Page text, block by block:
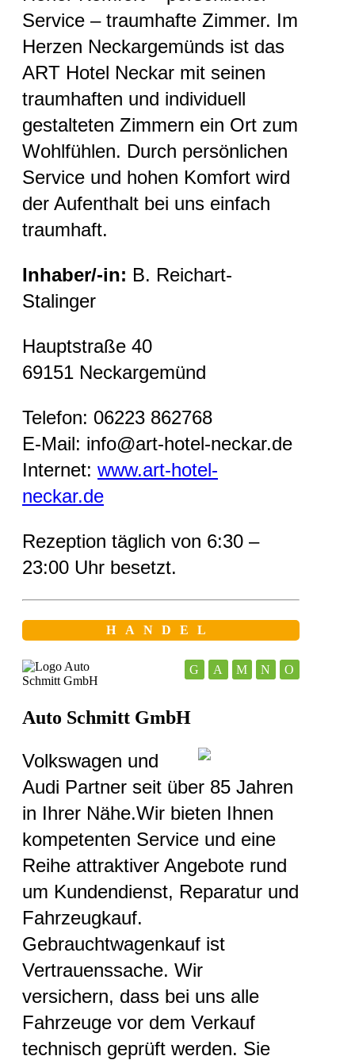
Service – traumhafte Zimmer. Im
Herzen Neckargemünds ist das
ART Hotel Neckar mit seinen
traumhaften und individuell
gestalteten Zimmern ein Ort zum
Wohlfühlen. Durch persönlichen
Service und hohen Komfort wird
der Aufenthalt bei uns einfach
traumhaft.
Inhaber/-in: B. Reichart-
Stalinger
Hauptstraße 40
69151 Neckargemünd
Telefon: 06223 862768
E-Mail: info@art-hotel-neckar.de
Internet: www.art-hotel-
neckar.de
Rezeption täglich von 6:30 –
23:00 Uhr besetzt.
HANDEL
O
N
M
A
G
Auto Schmitt GmbH
Volkswagen und
Audi Partner seit über 85 Jahren
in Ihrer Nähe.Wir bieten Ihnen
kompetenten Service und eine
Reihe attraktiver Angebote rund
um Kundendienst, Reparatur und
Fahrzeugkauf.
Gebrauchtwagenkauf ist
Vertrauenssache. Wir
versichern, dass bei uns alle
Fahrzeuge vor dem Verkauf
technisch geprüft werden. Sie